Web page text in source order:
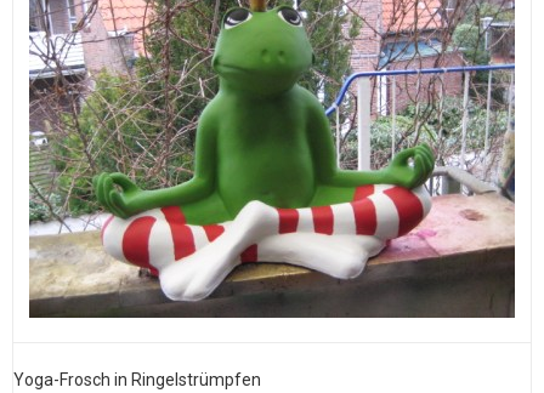
Yoga-Frosch in Ringelstrümpfen